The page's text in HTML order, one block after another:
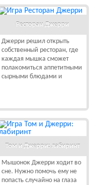
Ресторан Джерри
Джерри решил открыть
собственный ресторан, где
каждая мышка сможет
полакомиться аппетитными
сырными блюдами и
Том и Джерри: лабиринт
Мышонок Джерри ходит во
сне. Нужно помочь ему не
попасть случайно на глаза